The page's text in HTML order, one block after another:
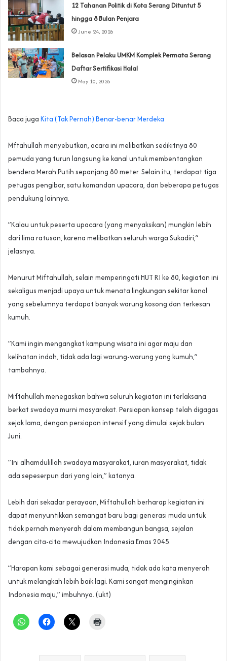
‎12 Tahanan Politik di Kota Serang Dituntut 5
hingga 8 Bulan Penjara‎‎
June 24, 2026
Belasan Pelaku UMKM Komplek Permata Serang
Daftar Sertifikasi Halal
May 10, 2026
Baca juga Kita (Tak Pernah) Benar-benar Merdeka
‎Mftahullah menyebutkan, acara ini melibatkan sedikitnya 80
pemuda yang turun langsung ke kanal untuk membentangkan
bendera Merah Putih sepanjang 80 meter. Selain itu, terdapat tiga
petugas pengibar, satu komandan upacara, dan beberapa petugas
pendukung lainnya.
‎”Kalau untuk peserta upacara (yang menyaksikan) mungkin lebih
dari lima ratusan, karena melibatkan seluruh warga Sukadiri,”
jelasnya.
‎Menurut Miftahullah, selain memperingati HUT RI ke 80, kegiatan ini
sekaligus menjadi upaya untuk menata lingkungan sekitar kanal
yang sebelumnya terdapat banyak warung kosong dan terkesan
kumuh.
‎”Kami ingin mengangkat kampung wisata ini agar maju dan
kelihatan indah, tidak ada lagi warung-warung yang kumuh,”
tambahnya.
‎Miftahullah menegaskan bahwa seluruh kegiatan ini terlaksana
berkat swadaya murni masyarakat. Persiapan konsep telah digagas
sejak lama, dengan persiapan intensif yang dimulai sejak bulan
Juni.
‎”Ini alhamdulillah swadaya masyarakat, iuran masyarakat, tidak
ada sepeserpun dari yang lain,” katanya.
‎Lebih dari sekadar perayaan, Miftahullah berharap kegiatan ini
dapat menyuntikkan semangat baru bagi generasi muda untuk
tidak pernah menyerah dalam membangun bangsa, sejalan
dengan cita-cita mewujudkan Indonesia Emas 2045.
‎”Harapan kami sebagai generasi muda, tidak ada kata menyerah
untuk melangkah lebih baik lagi. Kami sangat menginginkan
Indonesia maju,” imbuhnya. (ukt)